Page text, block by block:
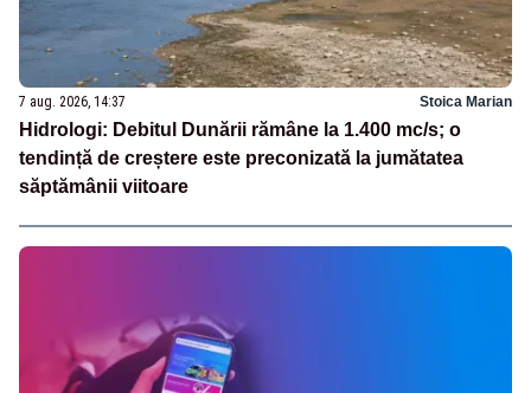
7 aug. 2026, 14:37 Stoica Marian
Hidrologi: Debitul Dunării rămâne la 1.400 mc/s; o
tendință de creștere este preconizată la jumătatea
săptămânii viitoare